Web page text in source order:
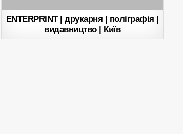
ENTERPRINT | друкарня | поліграфія |
видавництво | Київ